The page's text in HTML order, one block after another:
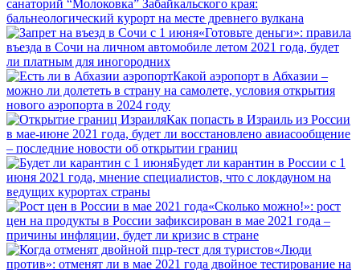
санаторий “Молоковка” Забайкальского края:
бальнеологический курорт на месте древнего вулкана
«Готовьте деньги»: правила
въезда в Сочи на личном автомобиле летом 2021 года, будет
ли платным для иногородних
Какой аэропорт в Абхазии –
можно ли долететь в страну на самолете, условия открытия
нового аэропорта в 2024 году
Как попасть в Израиль из России
в мае-июне 2021 года, будет ли восстановлено авиасообщение
– последние новости об открытии границ
Будет ли карантин в России с 1
июня 2021 года, мнение специалистов, что с локдауном на
ведущих курортах страны
«Сколько можно!»: рост
цен на продукты в России зафиксирован в мае 2021 года –
причины инфляции, будет ли кризис в стране
«Люди
против»: отменят ли в мае 2021 года двойное тестирование на